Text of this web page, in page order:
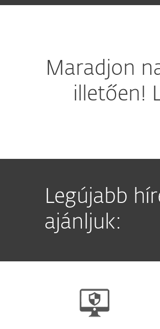
Maradjon
illetően!
Legújabb
ajánljuk: